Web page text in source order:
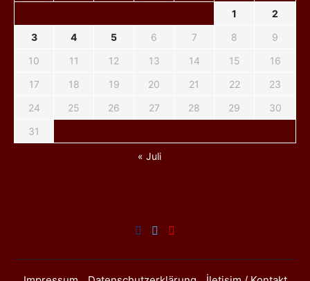
1
2
3
4 5 6 7 8
9
10
11 12 13 14 15
16
17
18 19 20 21 22
23
24
25 26 27 28 29
30
31
« Juli